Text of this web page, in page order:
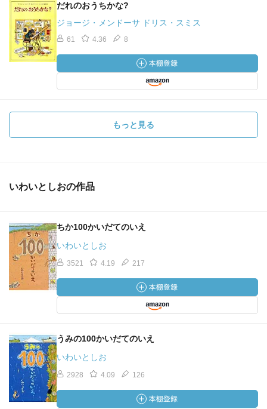
だれのおうちかな?
ジョージ・メンドーサ ドリス・スミス
61 4.36 8
もっと見る
いわいとしおの作品
ちか100かいだてのいえ
いわいとしお
3521 4.19 217
うみの100かいだてのいえ
いわいとしお
2928 4.09 126